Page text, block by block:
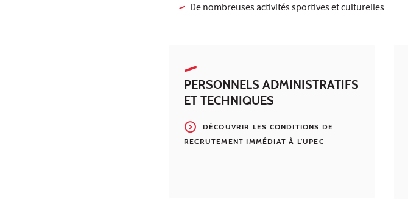
De nombreuses activités sportives et culturelles
PERSONNELS ADMINISTRATIFS
ET TECHNIQUES
DÉCOUVRIR LES CONDITIONS DE
RECRUTEMENT IMMÉDIAT À L'UPEC